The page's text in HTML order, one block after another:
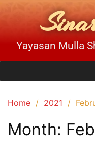
Yayasan Mulla
Home 2021
Month: